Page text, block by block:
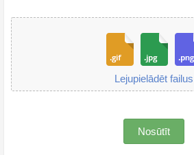
Lejupielādēt failus
Nosūtīt